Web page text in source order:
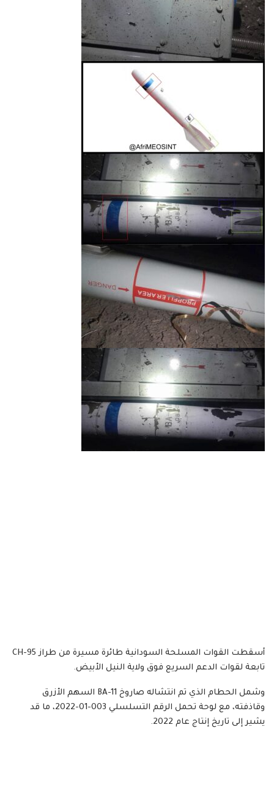
أسقطت القوات المسلحة السودانية طائرة مسيرة من طراز CH-95
تابعة لقوات الدعم السريع فوق ولاية النيل الأبيض.
وشمل الحطام الذي تم انتشاله صاروخ BA-11 السهم الأزرق
وقاذفته، مع لوحة تحمل الرقم التسلسلي 003-01-2022، ما قد
يشير إلى تاريخ إنتاج عام 2022.